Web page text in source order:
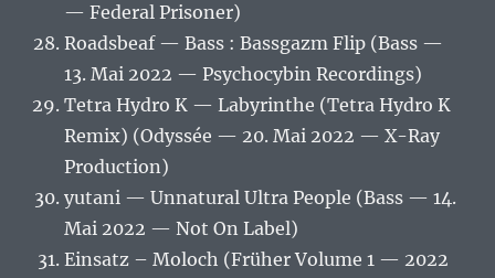
— Federal Prisoner)
Roadsbeaf — Bass : Bassgazm Flip (Bass —
13. Mai 2022 — Psychocybin Recordings)
Tetra Hydro K — Labyrinthe (Tetra Hydro K
Remix) (Odyssée — 20. Mai 2022 — X-Ray
Production)
yutani — Unnatural Ultra People (Bass — 14.
Mai 2022 — Not On Label)
Einsatz – Moloch (Früher Volume 1 — 2022